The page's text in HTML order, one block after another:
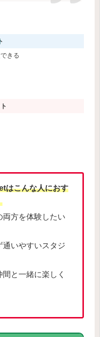
きる
はこんな人におす
両方を体験したい
いやすいスタジ
と一緒に楽しく